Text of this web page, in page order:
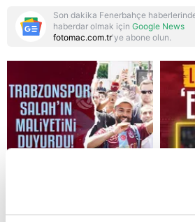
Reddet
Son dakika Fenerbahçe
haberdar olmak için Google News
fotomac.com.tr'ye abone olun.